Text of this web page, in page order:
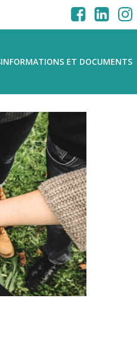
INFORMATIONS ET DOCUMENTS